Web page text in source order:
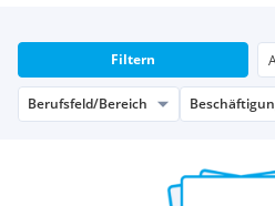
Filtern
Berufsfeld/Bereich